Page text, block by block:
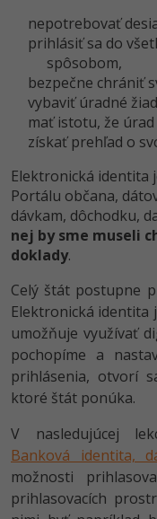
nepotrebovať
prihlásiť sa do
spôsobom,
bezpečne chrániť
vybaviť úradné
mať istotu, že
získať prehľad o
Elektronická identita
Portálu občana,
dávkam, dôchodku,
nej by sme museli
doklady.
Celý štát postupne
Elektronická identita
umožňuje využívať
pochopíme a
prihlásenia, otvorí
ktoré štát ponúka.
V nasledujúcej
Banková identita,
možnosti
prihlasovacích